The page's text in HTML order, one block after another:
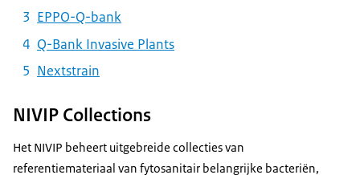
EPPO-Q-bank
Q-Bank Invasive Plants
Nextstrain
NIVIP Collections
Het NIVIP beheert uitgebreide collecties van
referentiemateriaal van fytosanitair belangrijke bacteriën,